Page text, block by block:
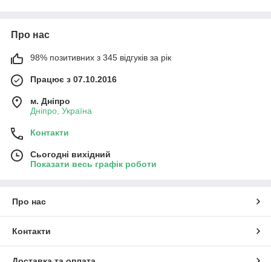
Про нас
98% позитивних з 345 відгуків за рік
Працює з 07.10.2016
м. Дніпро
Дніпро, Україна
Контакти
Сьогодні вихідний
Показати весь графік роботи
Про нас
Контакти